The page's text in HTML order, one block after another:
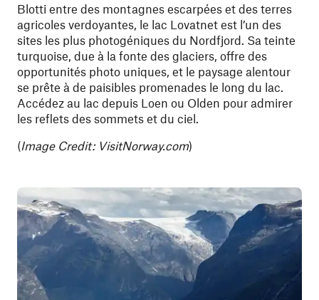
Blotti entre des montagnes escarpées et des terres
agricoles verdoyantes, le lac Lovatnet est l’un des
sites les plus photogéniques du Nordfjord. Sa teinte
turquoise, due à la fonte des glaciers, offre des
opportunités photo uniques, et le paysage alentour
se prête à de paisibles promenades le long du lac.
Accédez au lac depuis Loen ou Olden pour admirer
les reflets des sommets et du ciel.
(Image Credit: VisitNorway.com)